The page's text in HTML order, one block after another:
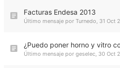
Facturas Endesa 2013
Último mensaje por Turnedo, 31 Oct
¿Puedo poner horno y vitro
Último mensaje por geselec, 30 Oct